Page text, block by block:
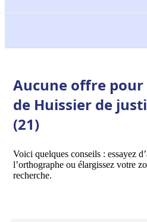
Aucune offre
de Huissier de
(21)
Voici quelques conseils : essayez
l’orthographe ou élargissez votre
recherche.